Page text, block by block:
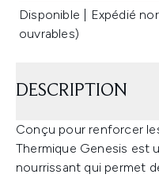
Disponible | Expédié
ouvrables)
DESCRIPTION
Conçu pour renforcer
Thermique Genesis est
nourrissant qui permet